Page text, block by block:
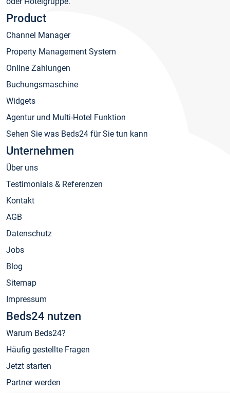
Product
Channel Manager
Property Management System
Online Zahlungen
Buchungsmaschine
Widgets
Agentur und Multi-Hotel Funktion
Sehen Sie was Beds24 für Sie tun kann
Unternehmen
Über uns
Testimonials & Referenzen
Kontakt
AGB
Datenschutz
Jobs
Blog
Sitemap
Impressum
Beds24 nutzen
Warum Beds24?
Häufig gestellte Fragen
Jetzt starten
Partner werden